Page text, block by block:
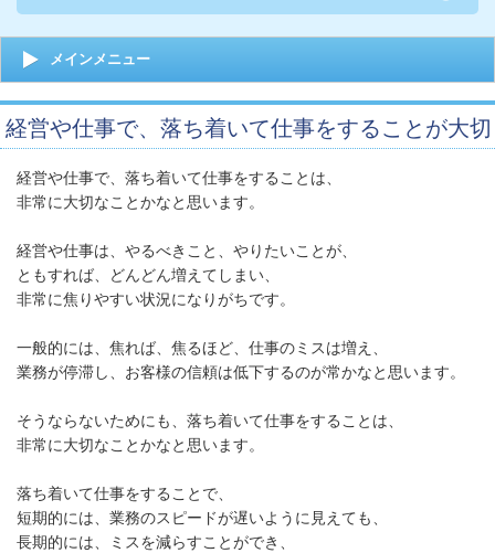
メインメニュー
経営や仕事で、落ち着いて仕事をすることが大切
経営や仕事で、落ち着いて仕事をすることは、
非常に大切なことかなと思います。
経営や仕事は、やるべきこと、やりたいことが、
ともすれば、どんどん増えてしまい、
非常に焦りやすい状況になりがちです。
一般的には、焦れば、焦るほど、仕事のミスは増え、
業務が停滞し、お客様の信頼は低下するのが常かなと思います。
そうならないためにも、落ち着いて仕事をすることは、
非常に大切なことかなと思います。
落ち着いて仕事をすることで、
短期的には、業務のスピードが遅いように見えても、
長期的には、ミスを減らすことができ、